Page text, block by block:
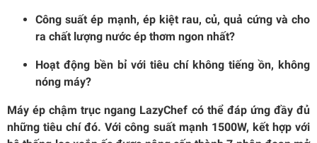
Công suất ép mạnh, ép kiệt rau, củ, quả cứng và cho
ra chất lượng nước ép thơm ngon nhất?
Hoạt động bền bỉ với tiêu chí không tiếng ồn, không
nóng máy?
Máy ép chậm trục ngang LazyChef có thể đáp ứng đầy đủ
những tiêu chí đó. Với công suất mạnh 1500W, kết hợp với